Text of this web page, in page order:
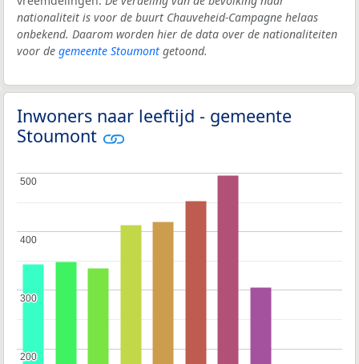
nationaliteit is voor de buurt Chauveheid-Campagne helaas
onbekend. Daarom worden hier de data over de nationaliteiten
voor de gemeente Stoumont getoond.
Inwoners naar leeftijd - gemeente
Stoumont
200
200
300
300
400
400
500
500